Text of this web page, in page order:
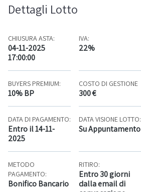
Dettagli Lotto
CHIUSURA ASTA:
04-11-2025
17:00:00
IVA:
22%
BUYERS PREMIUM:
10% BP
COSTO DI GESTIONE
300 €
DATA DI PAGAMENTO:
Entro il 14-11-
2025
DATA VISIONE LOTTO:
Su Appuntamento
METODO
PAGAMENTO:
Bonifico Bancario
RITIRO:
Entro 30 giorni
dalla email di